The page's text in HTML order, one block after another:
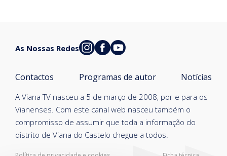
A Viana TV nasceu a 5 de março de 2008, por e para os
Vianenses. Com este canal web nasceu também o
compromisso de assumir que toda a informação do
distrito de Viana do Castelo chegue a todos.
Contactos Programas de autor Notícias
As Nossas Redes